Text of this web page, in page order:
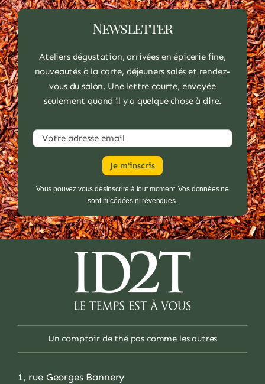
Newsletter
Ateliers dégustation, arrivées en épicerie fine,
nouveautés à la carte, déjeuners salés et rendez-
vous du salon. Une lettre courte, envoyée
seulement quand il y a quelque chose à dire.
Vous pouvez vous désinscrire à tout moment. Vos données ne
sont ni cédées ni revendues.
Un comptoir de thé pas comme les autres
1, rue Georges Bannery